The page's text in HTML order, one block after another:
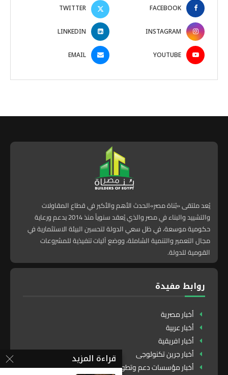
FACEBOOK
TWITTER
INSTAGRAM
LINKEDIN
YOUTUBE
EMAIL
يُعد ملتقى «بُناة مصر»الحدث الأهم والأكبر في قطاع المقاولات
والتشييد والبناء في مصر والذي يُعقد سنوياً منذ 2014 بدعم ورعاية
حكومية موسعة، في ظل سعي الدولة لتحسين البيئة الاستثمارية في
مجال التعمير والتنمية الشاملة، ووضع آليات تنفيذية للمشروعات
القومية للدولة.
روابط مفيدة
أخبار مصرية
أخبار عربية
أخبار افريقية
أخبار جرين تكنولوجى
أخبار مؤسسات دعم وتطوير
قراءة المزيد